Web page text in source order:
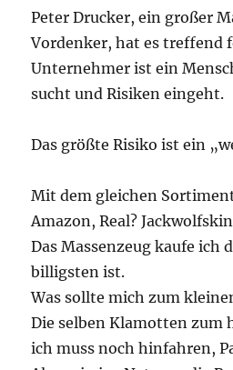
Peter Drucker, ein großer
Vordenker, hat es treffend
Unternehmer ist ein
sucht und Risiken eingeht.
Das größte Risiko ist ein
Mit dem gleichen
Amazon, Real?
Das Massenzeug kaufe ich
billigsten ist.
Was sollte mich zum
Die selben Klamotten zum
ich muss noch hinfahren,